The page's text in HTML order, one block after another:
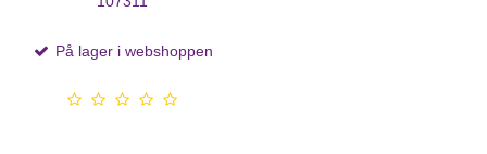
På lager i webshoppen